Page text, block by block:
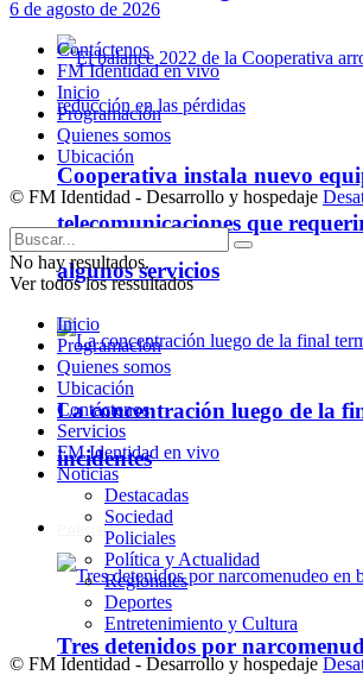
Cooperativa instala nuevo
telecomunicaciones que
algunos servicios
La concentración luego de la
incidentes
Policiales
Tres detenidos por
6 de agosto de 2026
Contáctenos
FM Identidad en vivo
Inicio
Programación
Quienes somos
Ubicación
© FM Identidad - Desarrollo y hospedaje
No hay resultados.
Ver todos los ressultados
Inicio
Programación
Quienes somos
Ubicación
Contáctenos
Servicios
FM Identidad en vivo
Noticias
Destacadas
Sociedad
Policiales
Política y Actualidad
Regionales
Deportes
Entretenimiento y Cultura
© FM Identidad - Desarrollo y hospedaje